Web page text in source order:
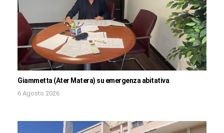
Giammetta (Ater Matera) su emergenza abitativa
6 Agosto 2026